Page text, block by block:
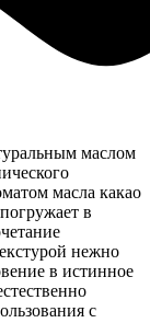
маслом
масла какао
в
нежно
в истинное
с